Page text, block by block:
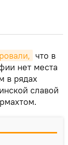
что в
нет места
в рядах
славой